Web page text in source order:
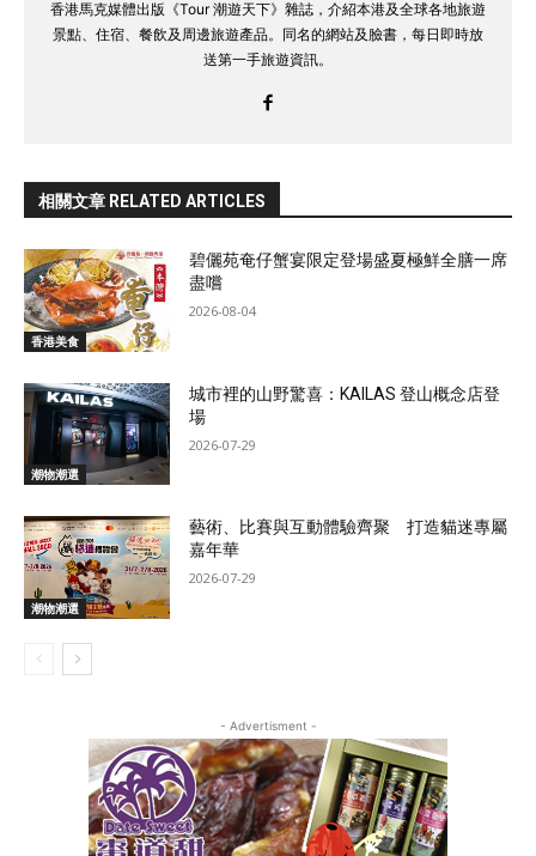
香港馬克媒體出版《Tour 潮遊天下》雜誌，介紹本港及全球各地旅遊
景點、住宿、餐飲及周邊旅遊產品。同名的網站及臉書，每日即時放
送第一手旅遊資訊。
相關文章 RELATED ARTICLES
香港美食
碧儷苑奄仔蟹宴限定登場盛夏極鮮全膳一席
盡嚐
2026-08-04
潮物潮選
城市裡的山野驚喜：KAILAS 登山概念店登
場
2026-07-29
潮物潮選
藝術、比賽與互動體驗齊聚 打造貓迷專屬
嘉年華
2026-07-29
- Advertisment -